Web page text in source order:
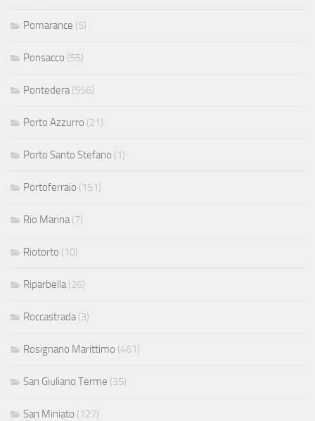
Pomarance (5)
Ponsacco (55)
Pontedera (556)
Porto Azzurro (21)
Porto Santo Stefano (1)
Portoferraio (151)
Rio Marina (7)
Riotorto (10)
Riparbella (26)
Roccastrada (3)
Rosignano Marittimo (461)
San Giuliano Terme (35)
San Miniato (127)